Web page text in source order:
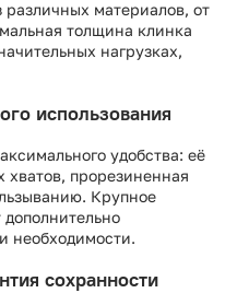
различных материалов, от
толщина клинка
нагрузках,
использования
удобства: её
хватов, прорезиненная
Крупное
дополнительно
необходимости.
сохранности